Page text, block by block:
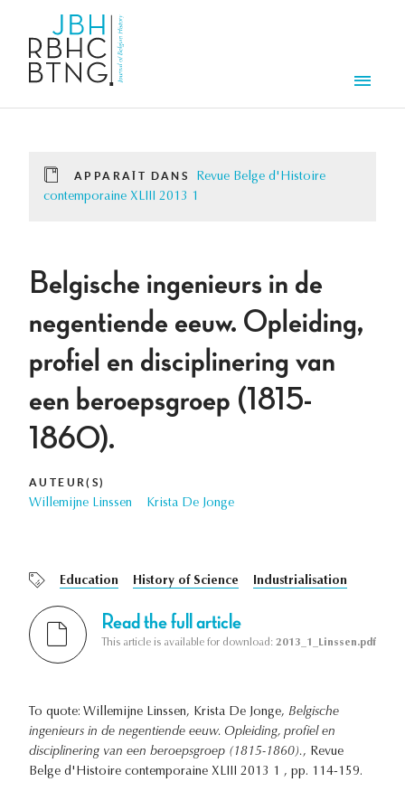
APPARAÎT DANS
Revue Belge d'Histoire
contemporaine XLIII 2013 1
Belgische ingenieurs in de
negentiende eeuw. Opleiding,
profiel en disciplinering van
een beroepsgroep (1815-
1860).
AUTEUR(S)
Willemijne Linssen Krista De Jonge
Education History of Science Industrialisation
Read the full article
This article is available for download: 2013_1_Linssen.pdf
To quote: Willemijne Linssen, Krista De Jonge, Belgische
ingenieurs in de negentiende eeuw. Opleiding, profiel en
disciplinering van een beroepsgroep (1815-1860)., Revue
Belge d'Histoire contemporaine XLIII 2013 1 , pp. 114-159.